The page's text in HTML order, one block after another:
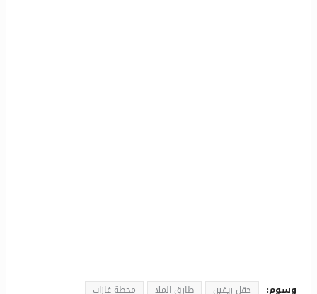
وسوم: حقل ريفين طارق الملا محطة غازات